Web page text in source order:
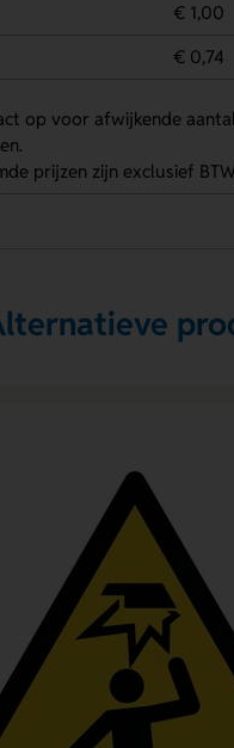
€ 1,00
€ 0,74
op voor afwijkende
prijzen zijn exclusief